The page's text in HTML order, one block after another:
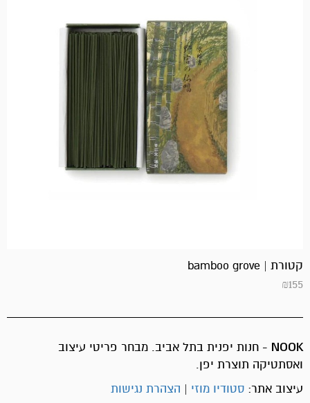
קטורת | bamboo grove
₪155
NOOK - חנות יפנית בתל אביב. מבחר פריטי עיצוב
ואסתטיקה תוצרת יפן.
עיצוב אתר: סטודיו מוזי | הצהרת נגישות